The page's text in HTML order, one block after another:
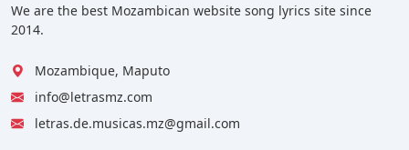
We are the best Mozambican website song lyrics site since
2014.
Mozambique, Maputo
info@letrasmz.com
letras.de.musicas.mz@gmail.com